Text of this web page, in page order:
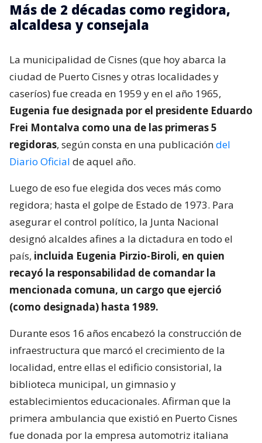
Más de 2 décadas como regidora,
alcaldesa y consejala
La municipalidad de Cisnes (que hoy abarca la
ciudad de Puerto Cisnes y otras localidades y
caseríos) fue creada en 1959 y en el año 1965,
Eugenia fue designada por el presidente Eduardo
Frei Montalva como una de las primeras 5
regidoras, según consta en una publicacióndel
Diario Oficial de aquel año.
Luego de eso fue elegida dos veces más como
regidora; hasta el golpe de Estado de 1973. Para
asegurar el control político, la Junta Nacional
designó alcaldes afines a la dictadura en todo el
país, incluida Eugenia Pirzio-Biroli, en quien
recayó la responsabilidad de comandar la
mencionada comuna, un cargo que ejerció
(como designada) hasta 1989.
Durante esos 16 años encabezó la construcción de
infraestructura que marcó el crecimiento de la
localidad, entre ellas el edificio consistorial, la
biblioteca municipal, un gimnasio y
establecimientos educacionales. Afirman que la
primera ambulancia que existió en Puerto Cisnes
fue donada por la empresa automotriz italiana